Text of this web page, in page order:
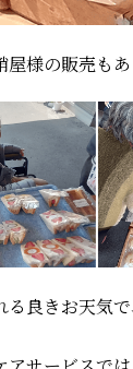
屋様の販売も
る良きお天気